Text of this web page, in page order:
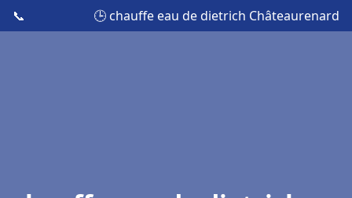
📞 🕒 chauffe eau de dietrich Châteaurenard